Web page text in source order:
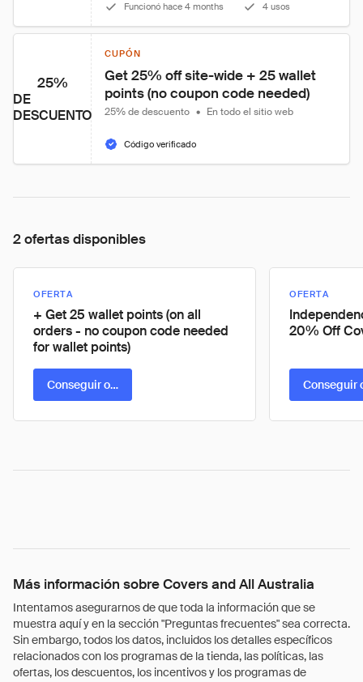
Funcionó hace 4 months
4 usos
25%
DE
DESCUENTO
CUPÓN
Get 25% off site-wide + 25 wallet
points (no coupon code needed)
25% de descuento • En todo el sitio web
Código verificado
2 ofertas disponibles
OFERTA
+ Get 25 wallet points (on all
orders - no coupon code needed
for wallet points)
Conseguir oferta
OFERTA
20% Off
Conseguir
Más información sobre Covers and All Australia
Intentamos asegurarnos de que toda la información que se
muestra aquí y en la sección "Preguntas frecuentes" sea correcta.
Sin embargo, todos los datos, incluidos los detalles específicos
relacionados con los programas de la tienda, las políticas, las
ofertas, los descuentos, los incentivos y los programas de